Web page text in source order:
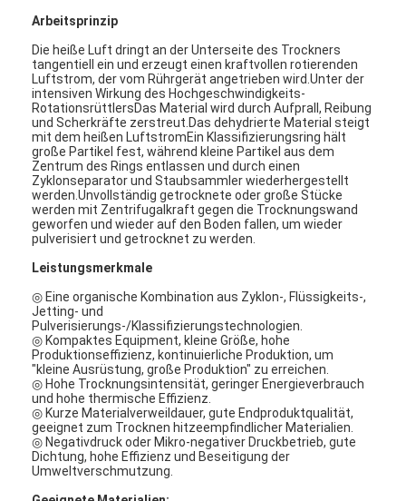
Arbeitsprinzip
Die heiße Luft dringt an der Unterseite des Trockners
tangentiell ein und erzeugt einen kraftvollen rotierenden
Luftstrom, der vom Rührgerät angetrieben wird.Unter der
intensiven Wirkung des Hochgeschwindigkeits-
RotationsrüttlersDas Material wird durch Aufprall, Reibung
und Scherkräfte zerstreut.Das dehydrierte Material steigt
mit dem heißen LuftstromEin Klassifizierungsring hält
große Partikel fest, während kleine Partikel aus dem
Zentrum des Rings entlassen und durch einen
Zyklonseparator und Staubsammler wiederhergestellt
werden.Unvollständig getrocknete oder große Stücke
werden mit Zentrifugalkraft gegen die Trocknungswand
geworfen und wieder auf den Boden fallen, um wieder
pulverisiert und getrocknet zu werden.
Leistungsmerkmale
◎ Eine organische Kombination aus Zyklon-, Flüssigkeits-,
Jetting- und
Pulverisierungs-/Klassifizierungstechnologien.
◎ Kompaktes Equipment, kleine Größe, hohe
Produktionseffizienz, kontinuierliche Produktion, um
"kleine Ausrüstung, große Produktion" zu erreichen.
◎ Hohe Trocknungsintensität, geringer Energieverbrauch
und hohe thermische Effizienz.
◎ Kurze Materialverweildauer, gute Endproduktqualität,
geeignet zum Trocknen hitzeempfindlicher Materialien.
◎ Negativdruck oder Mikro-negativer Druckbetrieb, gute
Dichtung, hohe Effizienz und Beseitigung der
Umweltverschmutzung.